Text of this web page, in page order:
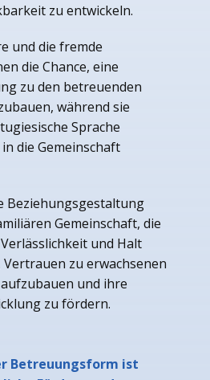
zu entwickeln.
und die fremde
die Chance, eine
zu den betreuenden
während sie
Sprache
die Gemeinschaft
Beziehungsgestaltung
Gemeinschaft, die
und Halt
zu erwachsenen
und ihre
zu fördern.
Betreuungsform ist